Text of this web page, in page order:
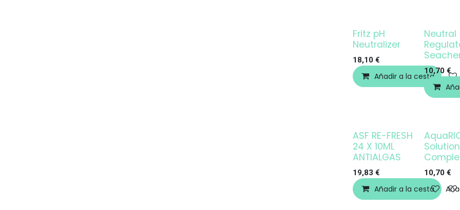
Fritz pH
Neutralizer
18,10 €
Añadir a la cesta
Neutral
10,70€
ASF RE-FRESH
24 X 10ML
ANTIALGAS
19,83 €
Añadir a la cesta
Agotado
Solution
10,70€